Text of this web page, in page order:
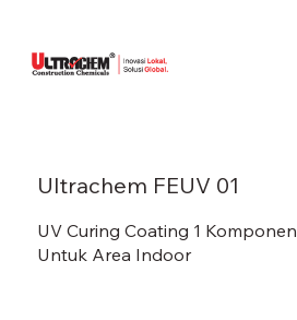
Ultrachem FEUV 01
UV Curing Coating 1 Komponen
Untuk Area Indoor